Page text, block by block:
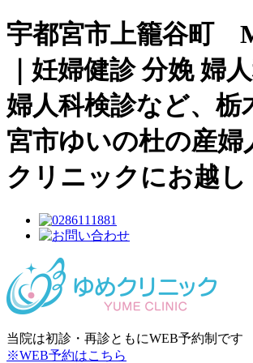
宇都宮市上籠谷町
｜妊婦健診 分娩 婦
婦人科検診など、栃
宮市ゆいの杜の産婦
クリニックにお越
当院は初診・再診ともにWEB予約制です
※WEB予約はこちら